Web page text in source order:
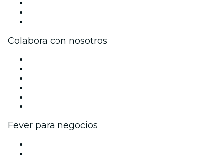
Colabora con nosotros
Fever para negocios